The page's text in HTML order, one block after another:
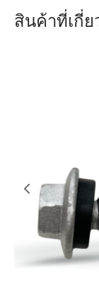
สินค้าที่เกี่ย